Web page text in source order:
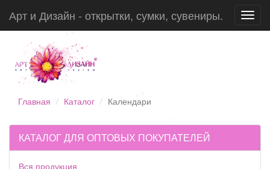
Арт и Дизайн - открытки, сумки, сувениры.
Главная Каталог Календари
КАТАЛОГ ДЛЯ ОПТОВЫХ ПОКУПАТЕЛЕЙ
Вся продукция